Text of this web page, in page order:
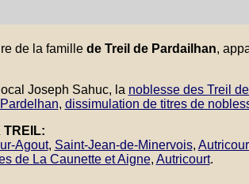
de la famille de Treil de Pardailhan,
Joseph Sahuc, la noblesse des Treil
, dissimulation de titres de
TREIL:
Agout, Saint-Jean-de-Minervois,
de La Caunette et Aigne, Autricourt.